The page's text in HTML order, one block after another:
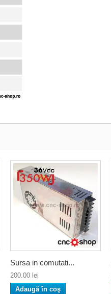
Sursa in comutati...
200.00 lei
Adaugă în coş